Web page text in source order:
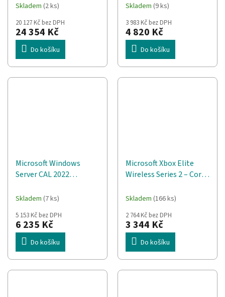
Skladem (2 ks)
20 127 Kč bez DPH
24 354 Kč
Do košíku
Skladem (9 ks)
3 983 Kč bez DPH
4 820 Kč
Do košíku
Microsoft Windows
Server CAL 2022
licence (CAL) 1 licencí
Skladem (7 ks)
5 153 Kč bez DPH
6 235 Kč
Do košíku
Microsoft Xbox Elite
Wireless Series 2 – Core
Bluetooth/USB
Analogový/digitální PC,
Xbox One
Skladem (166 ks)
2 764 Kč bez DPH
3 344 Kč
Do košíku